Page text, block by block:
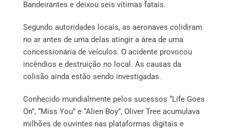
Bandeirantes e deixou seis vítimas fatais.
Segundo autoridades locais, as aeronaves colidiram
no ar antes de uma delas atingir a área de uma
concessionária de veículos. O acidente provocou
incêndios e destruição no local. As causas da
colisão ainda estão sendo investigadas.
Conhecido mundialmente pelos sucessos “Life Goes
On”, “Miss You” e “Alien Boy”, Oliver Tree acumulava
milhões de ouvintes nas plataformas digitais e